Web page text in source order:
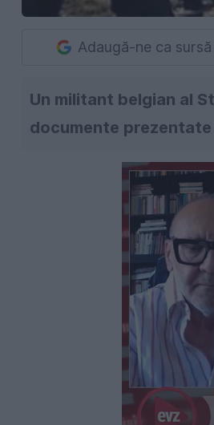
Adaugă-ne ca
Un militant belgian al
documente